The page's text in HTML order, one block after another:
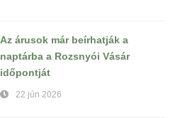
Az árusok már beírhatják a
naptárba a Rozsnyói Vásár
időpontját
22 jún 2026